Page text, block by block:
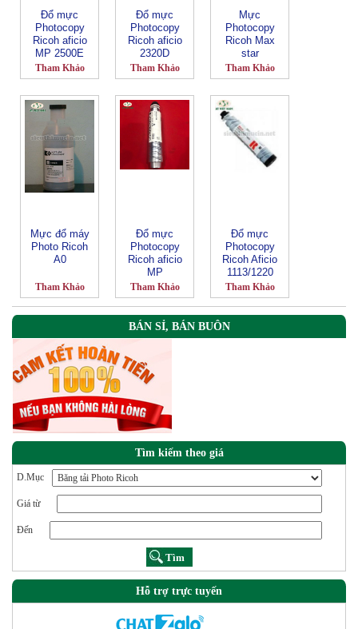
Đổ mực
Photocopy
Ricoh aficio
MP 2500E
Tham Khảo
Đổ mực
Photocopy
Ricoh aficio
2320D
Tham Khảo
Mực
Photocopy
Ricoh Max
star
Tham Khảo
Mực đổ máy
Photo Ricoh
A0
Tham Khảo
Đổ mực
Photocopy
Ricoh aficio
MP
2500/2580-
2500E
Tham Khảo
Đổ mực
Photocopy
Ricoh Aficio
1113/1220
Tham Khảo
BÁN SỈ, BÁN BUÔN
Tìm kiếm theo giá
D.Mục
Giá từ
Đến
Hỗ trợ trực tuyến